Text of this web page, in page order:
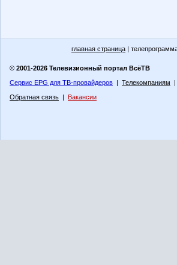
главная страница |
© 2001-2026 Телевизионный портал ВсёТВ
Сервис EPG для ТВ-провайдеров | Телекомпаниям |
Обратная связь | Вакансии